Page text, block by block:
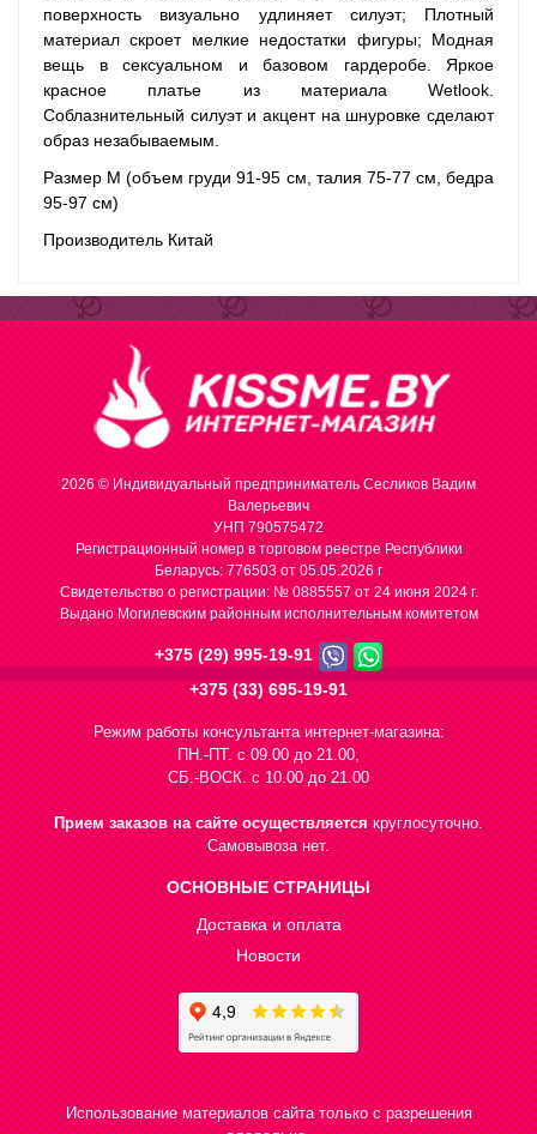
поверхность визуально удлиняет силуэт; Плотный
материал скроет мелкие недостатки фигуры; Модная
вещь в сексуальном и базовом гардеробе. Яркое
красное платье из материала Wetlook.
Соблазнительный силуэт и акцент на шнуровке сделают
образ незабываемым.
Размер M (объем груди 91-95 см, талия 75-77 см, бедра
95-97 см)
Производитель Китай
2026 © Индивидуальный предприниматель Сесликов Вадим
Валерьевич
УНП 790575472
Регистрационный номер в торговом реестре Республики
Беларусь: 776503 от 05.05.2026 г
Cвидетельство о регистрации: № 0885557 от 24 июня 2024 г.
Выдано Могилевским районным исполнительным комитетом
+375 (29) 995-19-91
+375 (33) 695-19-91
Режим работы консультанта интернет-магазина:
ПН.-ПТ. с 09.00 до 21.00,
СБ.-ВОСК. с 10.00 до 21.00
Прием заказов на сайте осуществляетсякруглосуточно.
Самовывоза нет.
ОСНОВНЫЕ СТРАНИЦЫ
Доставка и оплата
Новости
Использование материалов сайта только с разрешения